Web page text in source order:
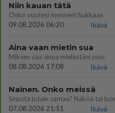
Niin kauan tätä
Onko vuotesi menneet hukkaan
09.08.2026 06:20
Ikävä
Aina vaan mietin sua
Miksen saa sinua mielestäni pois
08.08.2026 17:08
Ikävä
Nainen. Onko meissä
Sinusta jotain samaa? Näköä tai
07.08.2026 21:51
Ikävä